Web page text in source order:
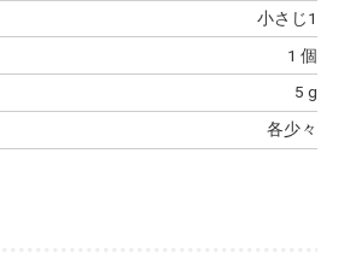
小さじ1
1 個
5 g
各少々